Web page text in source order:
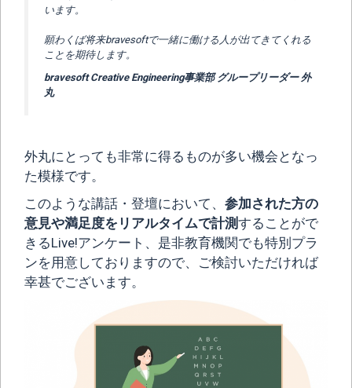
います。
願わくば将来bravesoftで一緒に働ける人が出てきてくれる
ことを期待します。
bravesoft Creative Engineering事業部 グループリーダー 外
丸
外丸にとっても非常に得るものが多い機会となっ
た模様です。
このような講話・登壇において、 参加された方の
意見や満足度をリアルタイムで計測することがで
きるLive!アンケート、是非教育機関でも特別プラ
ンを用意しておりますので、ご検討いただければ
幸甚でございます。